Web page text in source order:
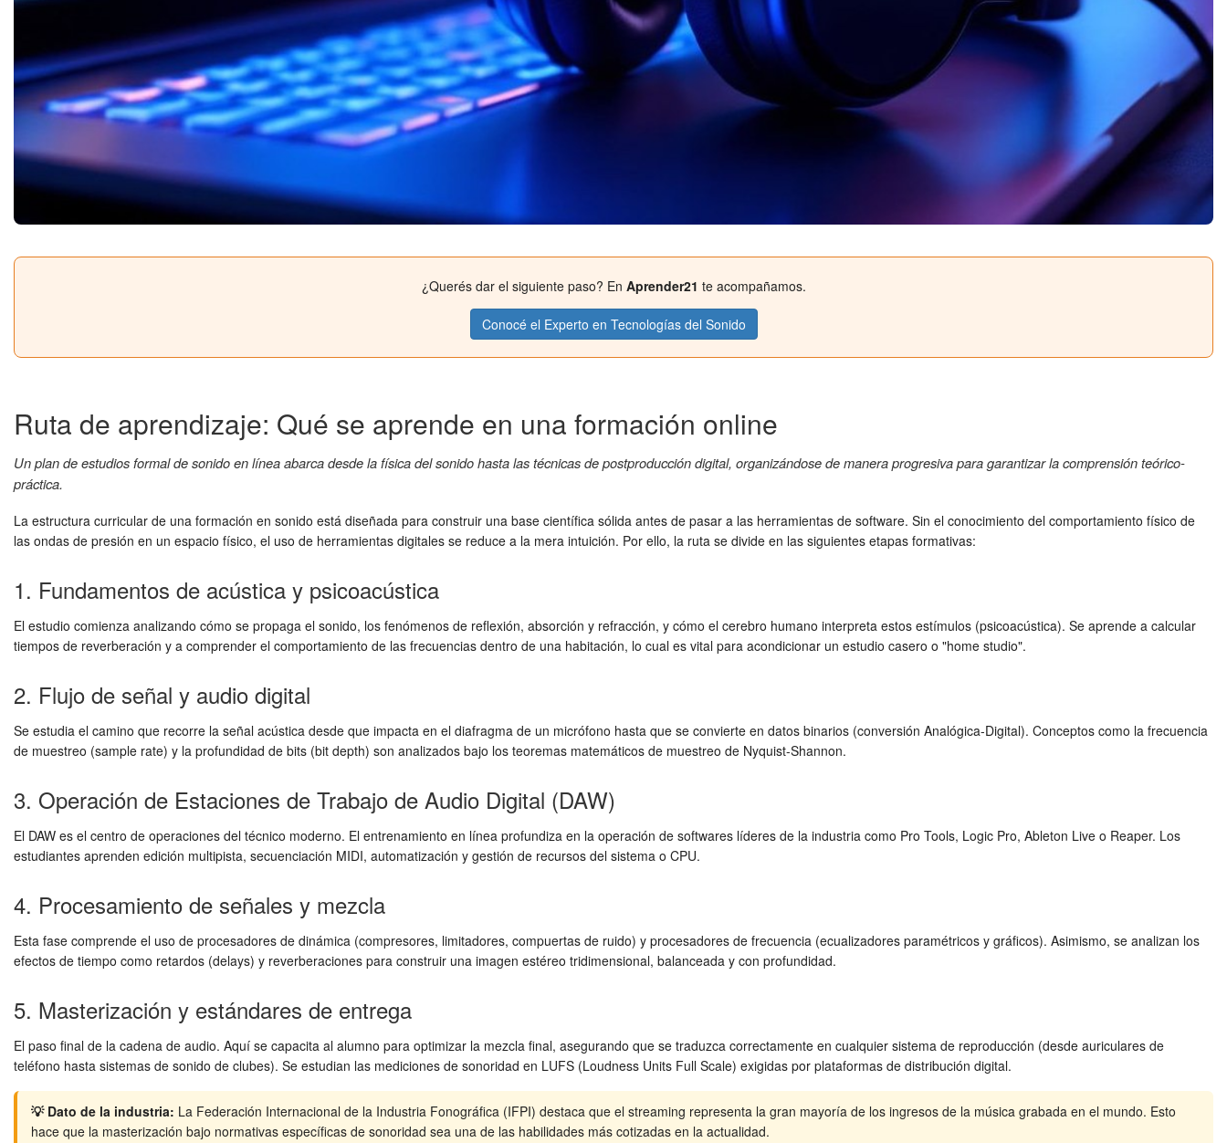
¿Querés dar el siguiente paso? En Aprender21 te acompañamos.
Conocé el Experto en Tecnologías del Sonido
Ruta de aprendizaje: Qué se aprende en una formación online
Un plan de estudios formal de sonido en línea abarca desde la física del sonido hasta las técnicas de postproducción digital, organizándose de manera progresiva para garantizar la comprensión teórico-
práctica.
La estructura curricular de una formación en sonido está diseñada para construir una base científica sólida antes de pasar a las herramientas de software. Sin el conocimiento del comportamiento físico de
las ondas de presión en un espacio físico, el uso de herramientas digitales se reduce a la mera intuición. Por ello, la ruta se divide en las siguientes etapas formativas:
1. Fundamentos de acústica y psicoacústica
El estudio comienza analizando cómo se propaga el sonido, los fenómenos de reflexión, absorción y refracción, y cómo el cerebro humano interpreta estos estímulos (psicoacústica). Se aprende a calcular
tiempos de reverberación y a comprender el comportamiento de las frecuencias dentro de una habitación, lo cual es vital para acondicionar un estudio casero o "home studio".
2. Flujo de señal y audio digital
Se estudia el camino que recorre la señal acústica desde que impacta en el diafragma de un micrófono hasta que se convierte en datos binarios (conversión Analógica-Digital). Conceptos como la frecuencia
de muestreo (sample rate) y la profundidad de bits (bit depth) son analizados bajo los teoremas matemáticos de muestreo de Nyquist-Shannon.
3. Operación de Estaciones de Trabajo de Audio Digital (DAW)
El DAW es el centro de operaciones del técnico moderno. El entrenamiento en línea profundiza en la operación de softwares líderes de la industria como Pro Tools, Logic Pro, Ableton Live o Reaper. Los
estudiantes aprenden edición multipista, secuenciación MIDI, automatización y gestión de recursos del sistema o CPU.
4. Procesamiento de señales y mezcla
Esta fase comprende el uso de procesadores de dinámica (compresores, limitadores, compuertas de ruido) y procesadores de frecuencia (ecualizadores paramétricos y gráficos). Asimismo, se analizan los
efectos de tiempo como retardos (delays) y reverberaciones para construir una imagen estéreo tridimensional, balanceada y con profundidad.
5. Masterización y estándares de entrega
El paso final de la cadena de audio. Aquí se capacita al alumno para optimizar la mezcla final, asegurando que se traduzca correctamente en cualquier sistema de reproducción (desde auriculares de
teléfono hasta sistemas de sonido de clubes). Se estudian las mediciones de sonoridad en LUFS (Loudness Units Full Scale) exigidas por plataformas de distribución digital.
💡 Dato de la industria: La Federación Internacional de la Industria Fonográfica (IFPI) destaca que el streaming representa la gran mayoría de los ingresos de la música grabada en el mundo. Esto
hace que la masterización bajo normativas específicas de sonoridad sea una de las habilidades más cotizadas en la actualidad.